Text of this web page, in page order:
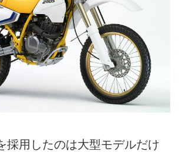
採用したのは大型モデルだけ